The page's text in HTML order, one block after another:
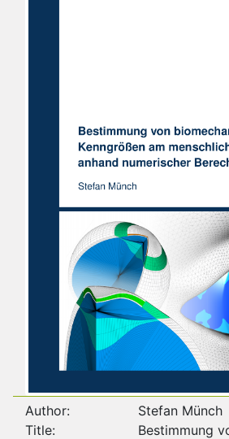
Author:
Stefan Münch
Title:
Bestimmung